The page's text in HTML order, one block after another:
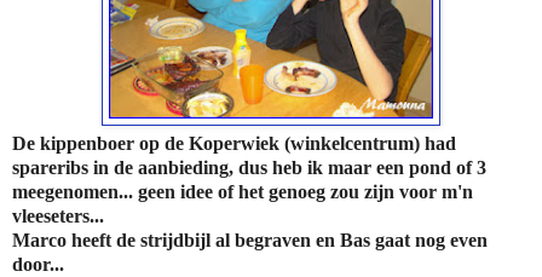
De kippenboer op de Koperwiek (winkelcentrum) had
spareribs in de aanbieding, dus heb ik maar een pond of 3
meegenomen... geen idee of het genoeg zou zijn voor m'n
vleeseters...
Marco heeft de strijdbijl al begraven en Bas gaat nog even
door...